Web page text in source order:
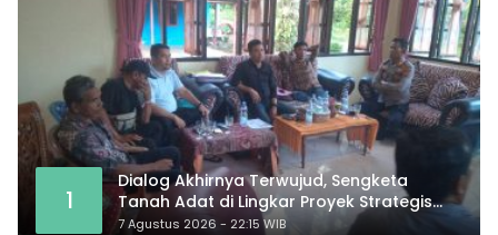
1
Dialog Akhirnya Terwujud, Sengketa
Tanah Adat di Lingkar Proyek Strategis
Nasional Memasuki Babak Baru
7 Agustus 2026 - 22:15 WIB